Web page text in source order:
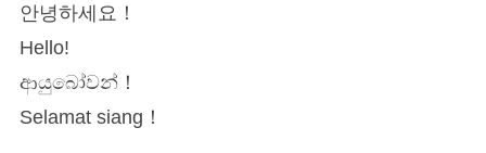
안녕하세요！
Hello!
ආයුබෝවන්！
Selamat siang！